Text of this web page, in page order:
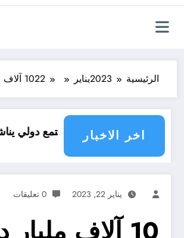
الرئيسية 2023يناير 2210 آلاف مليار دينار قيمة القروض التي منحتها البنوك الجزائرية
اخر الاخبار
أي مجتمع دولي يناشدون؟
يناير 22, 2023 0 تعليقات